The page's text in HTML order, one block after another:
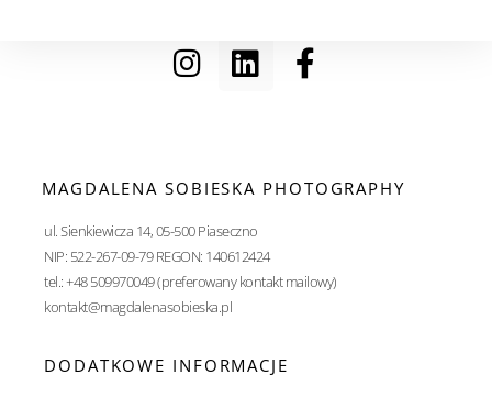
MAGDALENA SOBIESKA PHOTOGRAPHY
ul. Sienkiewicza 14, 05-500 Piaseczno
NIP: 522-267-09-79 REGON: 140612424
tel.: +48 509970049 (preferowany kontakt mailowy)
kontakt@magdalenasobieska.pl
DODATKOWE INFORMACJE